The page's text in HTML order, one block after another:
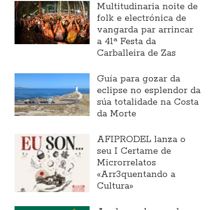
Multitudinaria noite de
folk e electrónica de
vangarda par arrincar
a 41ª Festa da
Carballeira de Zas
Guía para gozar da
eclipse no esplendor da
súa totalidade na Costa
da Morte
AFIPRODEL lanza o
seu I Certame de
Microrrelatos
«Arr3quentando a
Cultura»